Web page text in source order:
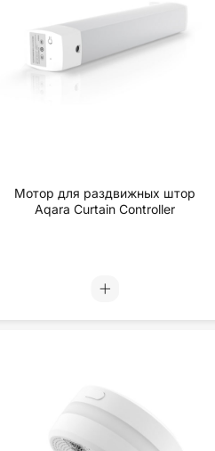
Мотор для раздвижных штор
Aqara Curtain Controller